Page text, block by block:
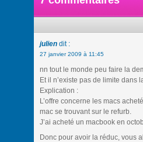
julien dit :
27 janvier 2009 à 11:45
nn tout le monde peu faire la
Et il n’existe pas de limite dans
Explication :
L’offre concerne les macs
mac se trouvant sur le refurb.
J’ai acheté un macbook en
Donc pour avoir la réduc, vous